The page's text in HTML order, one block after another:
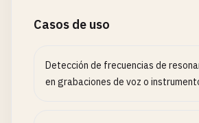
Casos de uso
Detección de frecuencias de
en grabaciones de voz o